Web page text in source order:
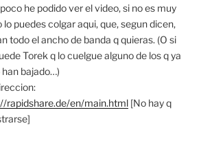
he podido ver el video, si no es muy
lo puedes colgar aqui, que, segun dicen,
todo el ancho de banda q quieras. (O si
Torek q lo cuelgue alguno de los q ya
han bajado…)
rapidshare.de/en/main.html [No hay q